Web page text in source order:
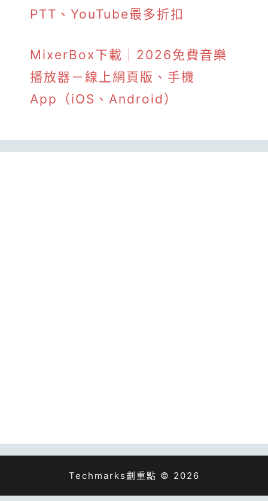
PTT、YouTube最多折扣
MixerBox下載｜2026免費音樂
播放器－線上網頁版、手機
App（iOS、Android）
Techmarks劃重點 © 2026